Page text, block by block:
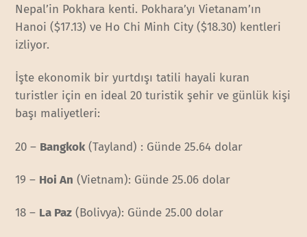
Nepal’in Pokhara kenti. Pokhara’yı Vietanam’ın
Hanoi ($17.13) ve Ho Chi Minh City ($18.30) kentleri
izliyor.
İşte ekonomik bir yurtdışı tatili hayali kuran
turistler için en ideal 20 turistik şehir ve günlük kişi
başı maliyetleri:
20 – Bangkok(Tayland) : Günde 25.64 dolar
19 – Hoi An (Vietnam): Günde 25.06 dolar
18 – La Paz (Bolivya): Günde 25.00 dolar